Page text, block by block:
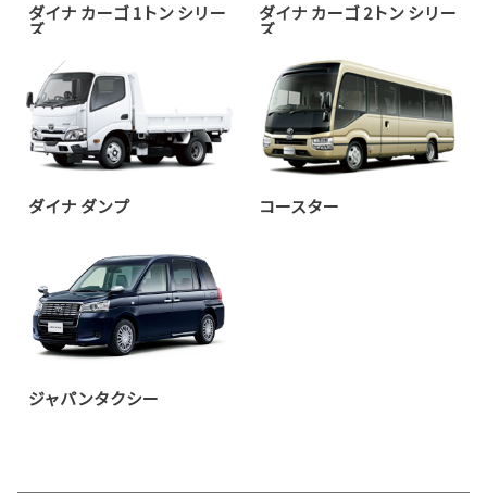
ダイナ カーゴ 1トン シリー
ズ
ダイナ カーゴ 2トン シリー
ズ
ダイナ ダンプ コースター
ジャパンタクシー